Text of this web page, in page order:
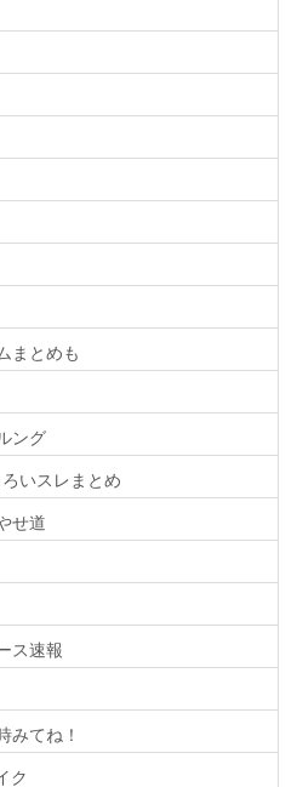
まとめも
ング
いスレまとめ
せ道
ス速報
みてね！
ク